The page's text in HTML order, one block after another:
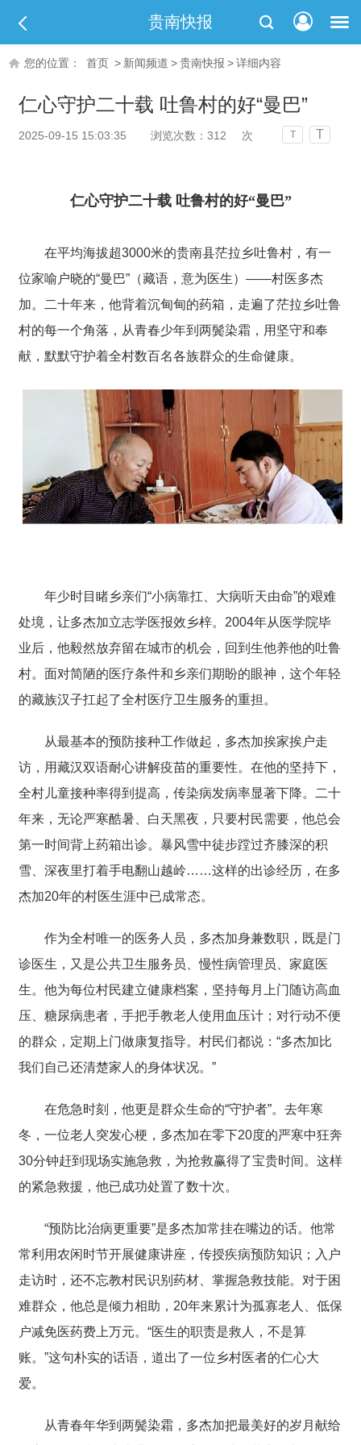
贵南快报
您的位置： 首页 > 新闻频道 >贵南快报 >详细内容
仁心守护二十载 吐鲁村的好“曼巴”
2025-09-15 15:03:35 浏览次数： 312 次 T T
仁心守护二十载 吐鲁村的好“曼巴”
在平均海拔超3000米的贵南县茫拉乡吐鲁村，有一
位家喻户晓的“曼巴”（藏语，意为医生）——村医多杰
加。二十年来，他背着沉甸甸的药箱，走遍了茫拉乡吐鲁
村的每一个角落，从青春少年到两鬓染霜，用坚守和奉
献，默默守护着全村数百名各族群众的生命健康。
年少时目睹乡亲们“小病靠扛、大病听天由命”的艰难
处境，让多杰加立志学医报效乡梓。2004年从医学院毕
业后，他毅然放弃留在城市的机会，回到生他养他的吐鲁
村。面对简陋的医疗条件和乡亲们期盼的眼神，这个年轻
的藏族汉子扛起了全村医疗卫生服务的重担。
从最基本的预防接种工作做起，多杰加挨家挨户走
访，用藏汉双语耐心讲解疫苗的重要性。在他的坚持下，
全村儿童接种率得到提高，传染病发病率显著下降。二十
年来，无论严寒酷暑、白天黑夜，只要村民需要，他总会
第一时间背上药箱出诊。暴风雪中徒步蹚过齐膝深的积
雪、深夜里打着手电翻山越岭……这样的出诊经历，在多
杰加20年的村医生涯中已成常态。
作为全村唯一的医务人员，多杰加身兼数职，既是门
诊医生，又是公共卫生服务员、慢性病管理员、家庭医
生。他为每位村民建立健康档案，坚持每月上门随访高血
压、糖尿病患者，手把手教老人使用血压计；对行动不便
的群众，定期上门做康复指导。村民们都说：“多杰加比
我们自己还清楚家人的身体状况。”
在危急时刻，他更是群众生命的“守护者”。去年寒
冬，一位老人突发心梗，多杰加在零下20度的严寒中狂奔
30分钟赶到现场实施急救，为抢救赢得了宝贵时间。这样
的紧急救援，他已成功处置了数十次。
“预防比治病更重要”是多杰加常挂在嘴边的话。他常
常利用农闲时节开展健康讲座，传授疾病预防知识；入户
走访时，还不忘教村民识别药材、掌握急救技能。对于困
难群众，他总是倾力相助，20年来累计为孤寡老人、低保
户减免医药费上万元。“医生的职责是救人，不是算
账。”这句朴实的话语，道出了一位乡村医者的仁心大
爱。
从青春年华到两鬓染霜，多杰加把最美好的岁月献给